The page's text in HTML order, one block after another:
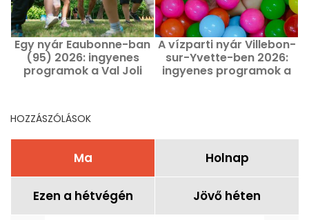
Egy nyár Eaubonne-ban
(95) 2026: ingyenes
programok a Val Joli
A vízparti nyár Villebon-
sur-Yvette-ben 2026:
ingyenes programok a
HOZZÁSZÓLÁSOK
Ma Holnap
Ezen a hétvégén Jövő héten